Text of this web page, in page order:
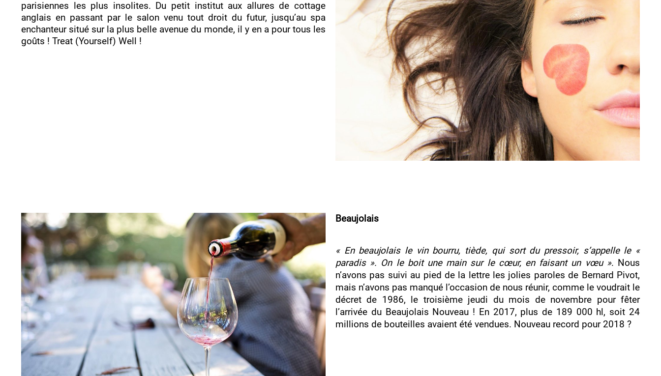
parisiennes les plus insolites. Du petit institut aux allures de cottage
anglais en passant par le salon venu tout droit du futur, jusqu’au spa
enchanteur situé sur la plus belle avenue du monde, il y en a pour tous les
goûts ! Treat (Yourself) Well !
Beaujolais
« En beaujolais le vin bourru, tiède, qui sort du pressoir, s’appelle le «
paradis ». On le boit une main sur le cœur, en faisant un vœu ». Nous
n’avons pas suivi au pied de la lettre les jolies paroles de Bernard Pivot,
mais n’avons pas manqué l’occasion de nous réunir, comme le voudrait le
décret de 1986, le troisième jeudi du mois de novembre pour fêter
l’arrivée du Beaujolais Nouveau ! En 2017, plus de 189 000 hl, soit 24
millions de bouteilles avaient été vendues. Nouveau record pour 2018 ?